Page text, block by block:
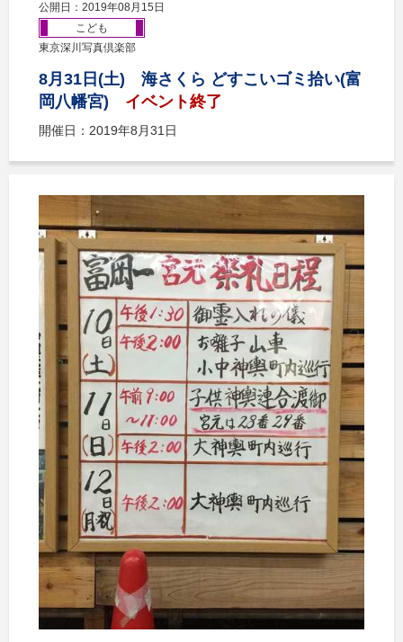
公開日：2019年08月15日
こども
東京深川写真倶楽部
8月31日(土) 海さくら どすこいゴミ拾い(富
岡八幡宮)
イベント終了
開催日：2019年8月31日